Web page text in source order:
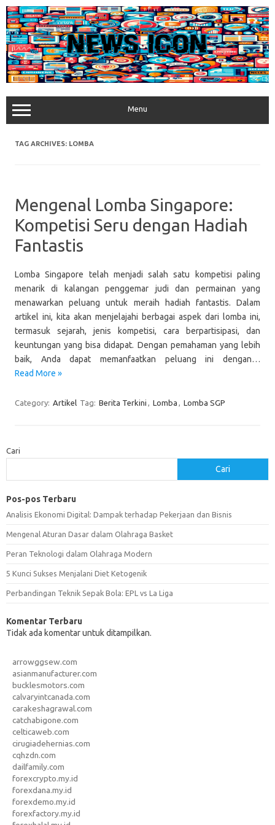
Skip
to
content
Menu
TAG ARCHIVES: LOMBA
Mengenal Lomba Singapore:
Kompetisi Seru dengan Hadiah
Fantastis
Lomba Singapore telah menjadi salah satu kompetisi paling
menarik di kalangan penggemar judi dan permainan yang
menawarkan peluang untuk meraih hadiah fantastis. Dalam
artikel ini, kita akan menjelajahi berbagai aspek dari lomba ini,
termasuk sejarah, jenis kompetisi, cara berpartisipasi, dan
keuntungan yang bisa didapat. Dengan pemahaman yang lebih
baik, Anda dapat memanfaatkan peluang ini dengan…
Read More »
Category: Artikel Tag: Berita Terkini , Lomba , Lomba SGP
Cari
Cari
Pos-pos Terbaru
Analisis Ekonomi Digital: Dampak terhadap Pekerjaan dan Bisnis
Mengenal Aturan Dasar dalam Olahraga Basket
Peran Teknologi dalam Olahraga Modern
5 Kunci Sukses Menjalani Diet Ketogenik
Perbandingan Teknik Sepak Bola: EPL vs La Liga
Komentar Terbaru
Tidak ada komentar untuk ditampilkan.
arrowggsew.com
asianmanufacturer.com
bucklesmotors.com
calvaryintcanada.com
carakeshagrawal.com
catchabigone.com
celticaweb.com
cirugiadehernias.com
cqhzdn.com
dailfamily.com
forexcrypto.my.id
forexdana.my.id
forexdemo.my.id
forexfactory.my.id